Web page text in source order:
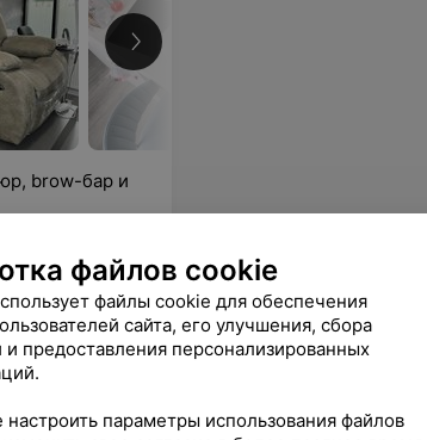
brow-бар и
Ламинирование ресниц +
моделирование бровей +
ламинирование бровей
150 руб.
файлов cookie
файлы cookie для обеспечения
сайта, его улучшения, сбора
и предоставления персонализированных
параметры использования файлов